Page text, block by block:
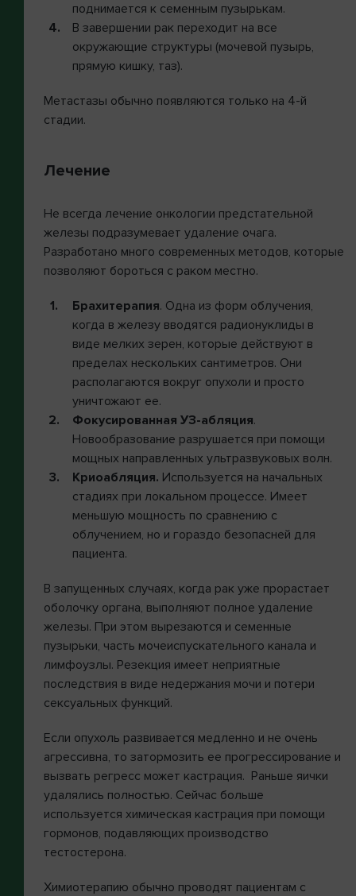
поднимается к семенным пузырькам.
В завершении рак переходит на все
окружающие структуры (мочевой пузырь,
прямую кишку, таз).
Метастазы обычно появляются только на 4-й
стадии.
Лечение
Не всегда лечение онкологии предстательной
железы подразумевает удаление очага.
Разработано много современных методов, которые
позволяют бороться с раком местно.
Брахитерапия. Одна из форм облучения,
когда в железу вводятся радионуклиды в
виде мелких зерен, которые действуют в
пределах нескольких сантиметров. Они
располагаются вокруг опухоли и просто
уничтожают ее.
Фокусированная УЗ-абляция.
Новообразование разрушается при помощи
мощных направленных ультразвуковых волн.
Криоабляция. Используется на начальных
стадиях при локальном процессе. Имеет
меньшую мощность по сравнению с
облучением, но и гораздо безопасней для
пациента.
В запущенных случаях, когда рак уже прорастает
оболочку органа, выполняют полное удаление
железы. При этом вырезаются и семенные
пузырьки, часть мочеиспускательного канала и
лимфоузлы. Резекция имеет неприятные
последствия в виде недержания мочи и потери
сексуальных функций.
Если опухоль развивается медленно и не очень
агрессивна, то затормозить ее прогрессирование и
вызвать регресс может кастрация. Раньше яички
удалялись полностью. Сейчас больше
используется химическая кастрация при помощи
гормонов, подавляющих производство
тестостерона.
Химиотерапию обычно проводят пациентам с